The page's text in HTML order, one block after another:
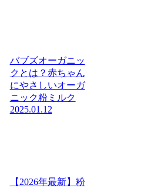
バブズオーガニッ
クとは？赤ちゃん
にやさしいオーガ
ニック粉ミルク
2025.01.12
【2026年最新】粉